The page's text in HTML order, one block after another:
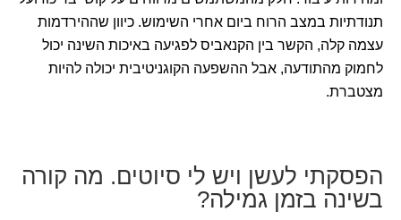
תנודתיות במצב הרוח ביום אחרי השימוש. כיוון שההירדמות
עצמה קלה, הקשר בין הקנאביס לפגיעה באיכות השינה יכול
לחמוק מהתודעה, אבל ההשפעה הקוגניטיבית יכולה להיות
מצטברת.
הפסקתי לעשן ויש לי סיוטים. מה קורה
בשינה בזמן גמילה?